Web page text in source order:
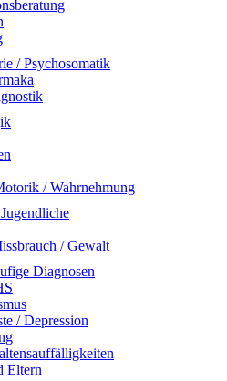
/ Psychosomatik
/ Wahrnehmung
/ Gewalt
Diagnosen
/ Depression
Eltern